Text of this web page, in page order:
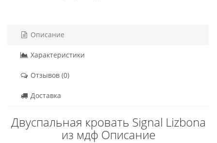
Описание
Характеристики
Отзывов (0)
Доставка
Двуспальная кровать Signal Lizbona
из мдф Описание